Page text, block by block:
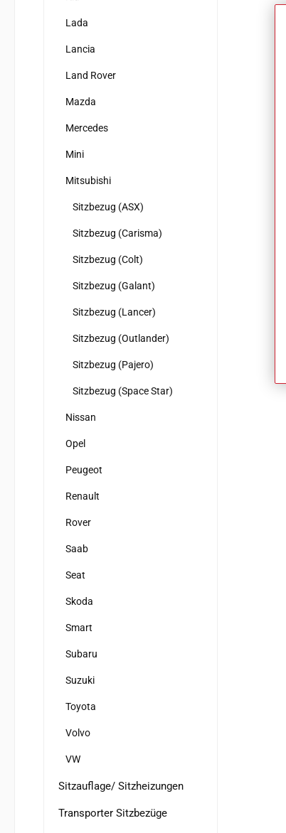
Lada
Lancia
Land Rover
Mazda
Mercedes
Mini
Mitsubishi
Sitzbezug (ASX)
Sitzbezug (Carisma)
Sitzbezug (Colt)
Sitzbezug (Galant)
Sitzbezug (Lancer)
Sitzbezug (Outlander)
Sitzbezug (Pajero)
Sitzbezug (Space Star)
Nissan
Opel
Peugeot
Renault
Rover
Saab
Seat
Skoda
Smart
Subaru
Suzuki
Toyota
Volvo
VW
Sitzauflage/ Sitzheizungen
Transporter Sitzbezüge